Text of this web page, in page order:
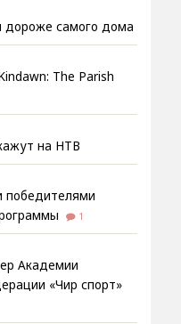
дороже самого дома
The Parish
на НТВ
победителями
1
Академии
«Чир спорт»